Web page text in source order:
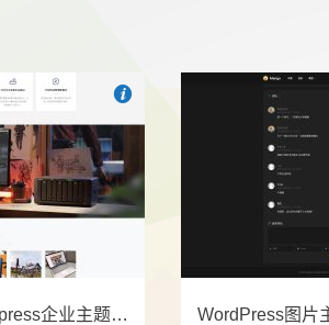
 吧
高度可设置的wordpress企业主题indigo分享